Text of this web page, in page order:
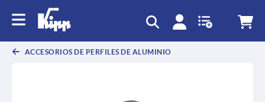
ACCESORIOS DE PERFILES DE ALUMINIO